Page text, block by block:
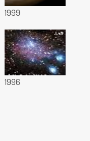
1999
1996